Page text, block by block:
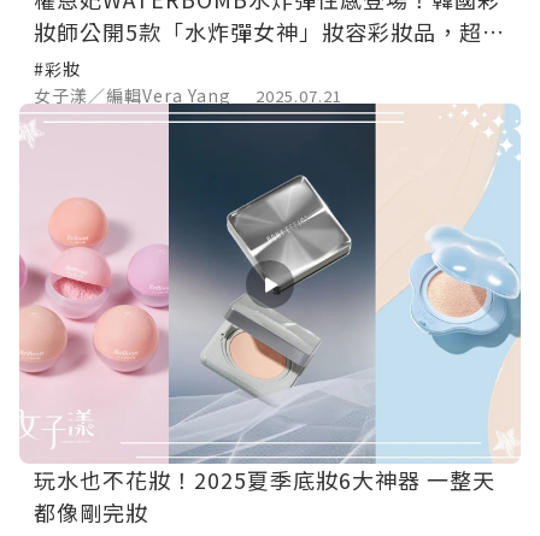
妝師公開5款「水炸彈女神」妝容彩妝品，超持
久防水妝容「定妝噴霧」是這款
#彩妝
女子漾／編輯Vera Yang
2025.07.21
玩水也不花妝！2025夏季底妝6大神器 一整天
都像剛完妝